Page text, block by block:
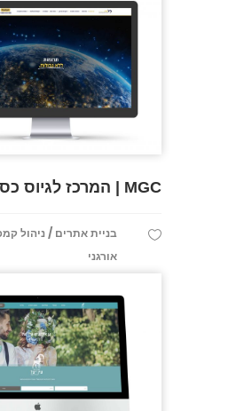
MGC | המרכז לגיוס כספים
בניית אתרים / ניהול
אורגני